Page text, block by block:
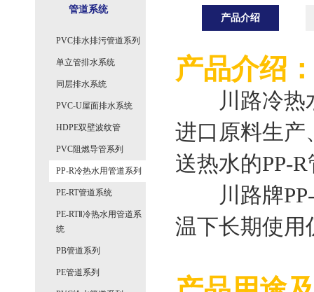
管道系统
PVC排水排污管道系列
单立管排水系统
同层排水系统
PVC-U屋面排水系统
HDPE双壁波纹管
PVC阻燃导管系列
PP-R冷热水用管道系列
PE-RT管道系统
PE-RTⅡ冷热水用管道系
统
PB管道系列
PE管道系列
产品介绍
产品介绍
川路冷热水
进口原料生产
送热水的PP-
川路牌PP-
温下长期使用